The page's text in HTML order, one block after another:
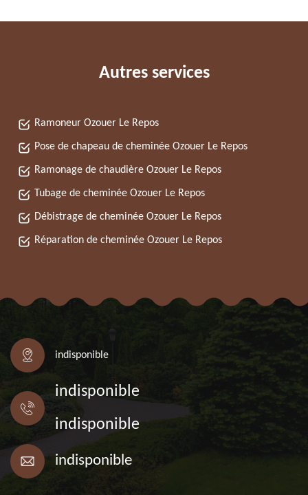
Autres services
Ramoneur Ozouer Le Repos
Pose de chapeau de cheminée Ozouer Le Repos
Ramonage de chaudière Ozouer Le Repos
Tubage de cheminée Ozouer Le Repos
Débistrage de cheminée Ozouer Le Repos
Réparation de cheminée Ozouer Le Repos
indisponible
indisponible
indisponible
indisponible